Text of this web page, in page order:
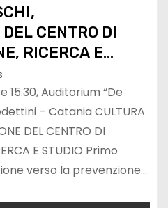
RICERCA E
15.30, Auditorium “De
– Catania CULTURA
DEL CENTRO DI
E STUDIO Primo
verso la prevenzione…